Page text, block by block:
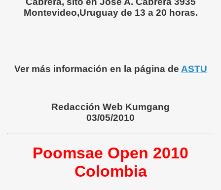
Montevideo,Uruguay de 13 a 20 horas.
Ver más información en la página de ASTU
Redacción Web Kumgang
03/05/2010
Poomsae Open 2010
Colombia